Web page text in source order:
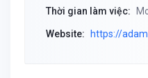
Thời gian làm việc:
Website: https://